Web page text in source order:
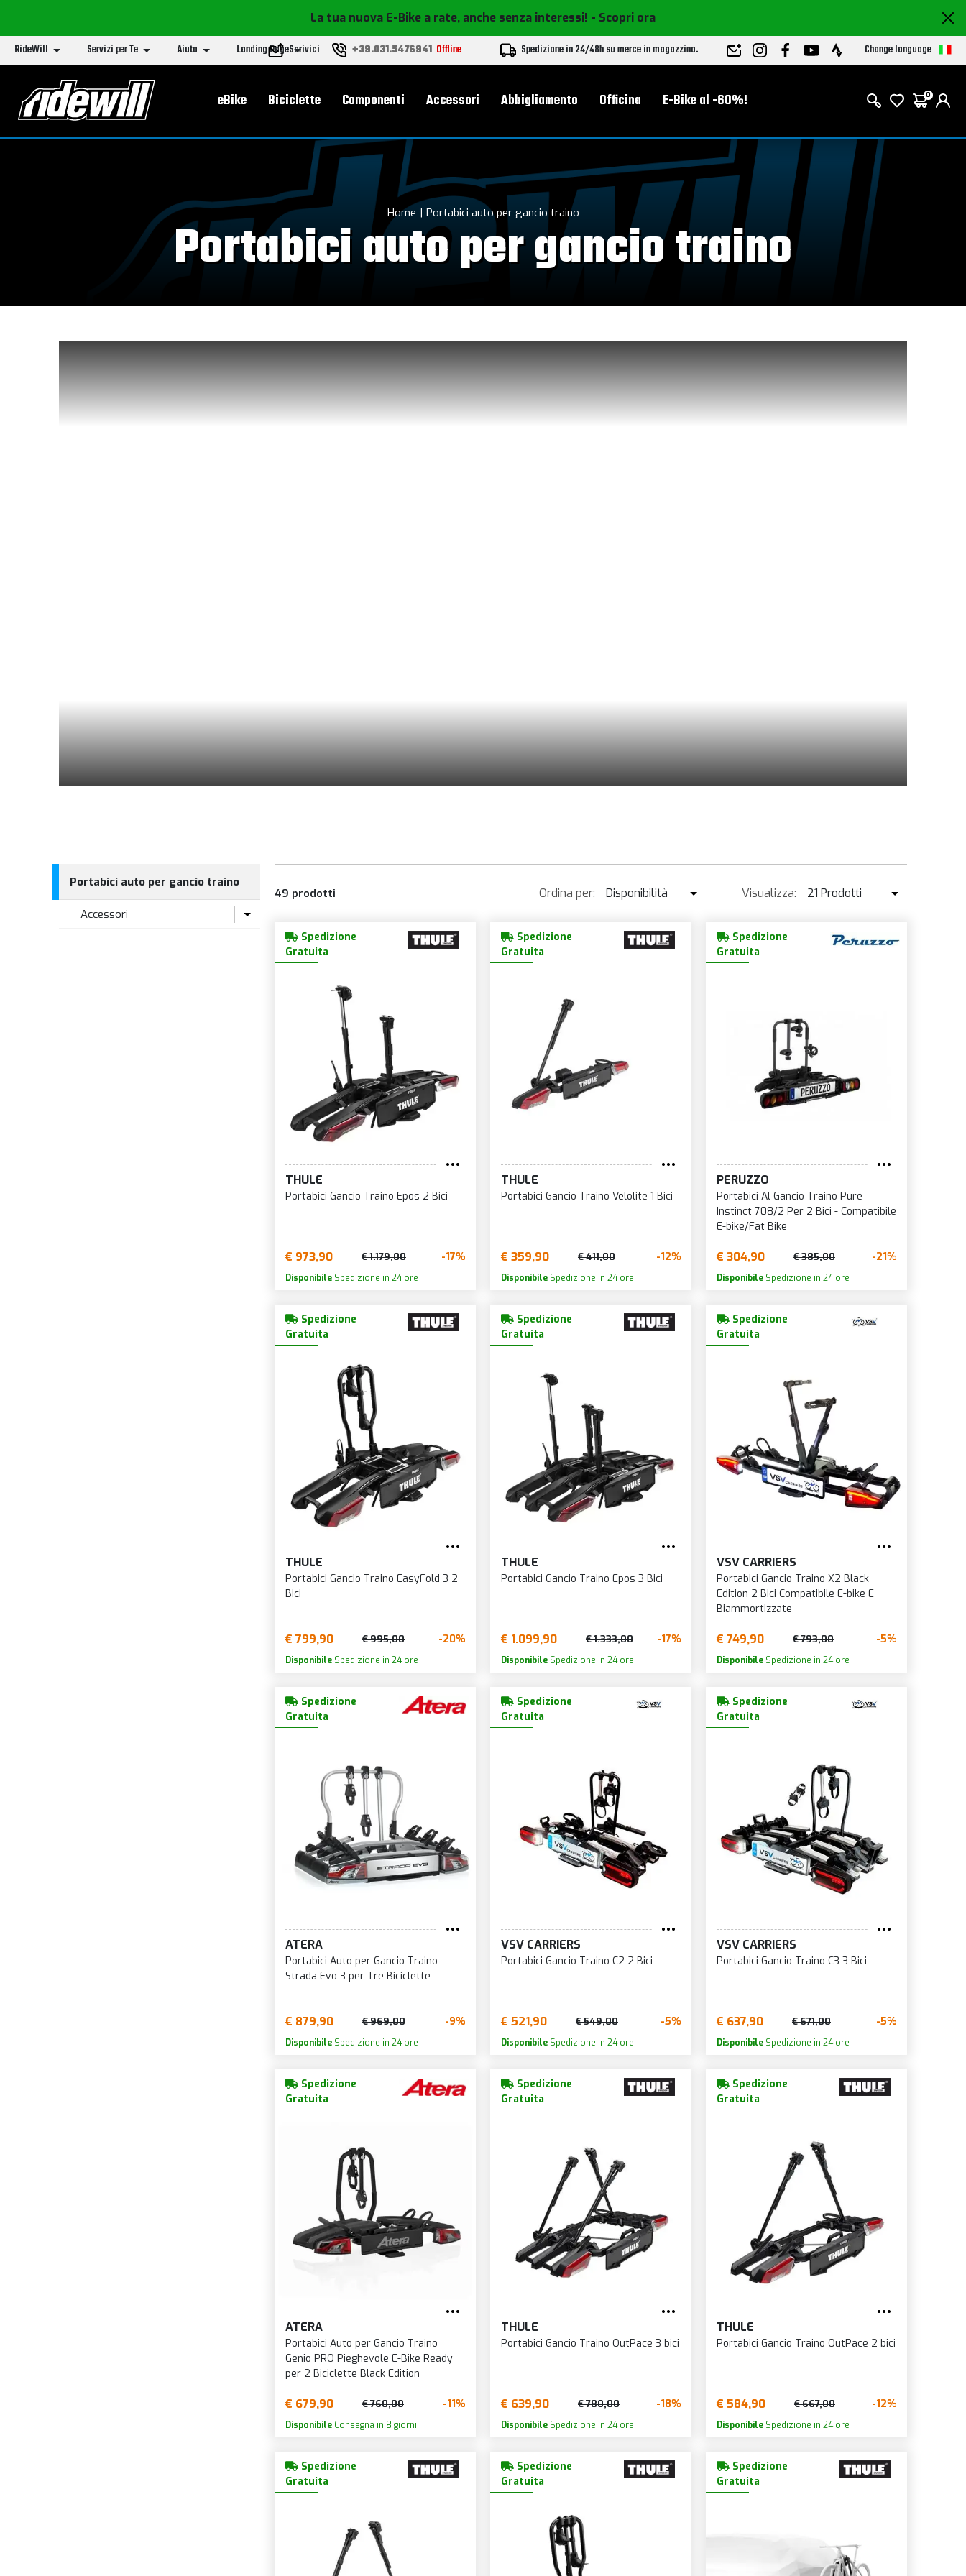
La tua nuova E-Bike a rate, anche senza interessi! - Scopri ora
RideWill Servizi per Te Aiuto Landing PageScrivici +39.031.5476941 Offline Spedizione in 24/48h su merce in magazzino. Change language
Menu principale
eBike Biciclette Componenti Accessori Abbigliamento Officina E-Bike al -60%! 0
Home Portabici auto per gancio traino
Portabici auto per gancio traino
Portabici auto per gancio traino
Accessori
49 prodotti Ordina per:
Disponibilità
Più venduto ↓
Novità
Visualizza:
21 Prodotti
42 Prodotti
Spedizione
Gratuita
THULE
Portabici Gancio Traino Epos 2 Bici
€ 973,90 € 1.179,00 -17%
Disponibile Spedizione in 24 ore
Spedizione
Gratuita
THULE
Portabici Gancio Traino Velolite 1 Bici
€ 359,90 € 411,00 -12%
DisponibileSpedizione in 24 ore
Spedizione
Gratuita
PERUZZO
Portabici Al Gancio Traino Pure
Instinct 708/2 Per 2 Bici - Compatibile
E-bike/Fat Bike
€ 304,90 € 385,00 -21%
DisponibileSpedizione in 24 ore
Spedizione
Gratuita
THULE
Portabici Gancio Traino EasyFold 3 2
Bici
€ 799,90 € 995,00 -20%
Disponibile Spedizione in 24 ore
Spedizione
Gratuita
THULE
Portabici Gancio Traino Epos 3 Bici
€ 1.099,90 € 1.333,00 -17%
DisponibileSpedizione in 24 ore
Spedizione
Gratuita
VSV CARRIERS
Portabici Gancio Traino X2 Black
Edition 2 Bici Compatibile E-bike E
Biammortizzate
€ 749,90 € 793,00 -5%
DisponibileSpedizione in 24 ore
Spedizione
Gratuita
ATERA
Portabici Auto per Gancio Traino
Strada Evo 3 per Tre Biciclette
€ 879,90 € 969,00 -9%
Disponibile Spedizione in 24 ore
Spedizione
Gratuita
VSV CARRIERS
Portabici Gancio Traino C2 2 Bici
€ 521,90 € 549,00 -5%
DisponibileSpedizione in 24 ore
Spedizione
Gratuita
VSV CARRIERS
Portabici Gancio Traino C3 3 Bici
€ 637,90 € 671,00 -5%
DisponibileSpedizione in 24 ore
Spedizione
Gratuita
ATERA
Portabici Auto per Gancio Traino
Genio PRO Pieghevole E-Bike Ready
per 2 Biciclette Black Edition
€ 679,90 € 760,00 -11%
Disponibile Consegna in 8 giorni.
Spedizione
Gratuita
THULE
Portabici Gancio Traino OutPace 3 bici
€ 639,90 € 780,00 -18%
DisponibileSpedizione in 24 ore
Spedizione
Gratuita
THULE
Portabici Gancio Traino OutPace 2 bici
€ 584,90 € 667,00 -12%
DisponibileSpedizione in 24 ore
Spedizione
Gratuita
Spedizione
Gratuita
Spedizione
Gratuita